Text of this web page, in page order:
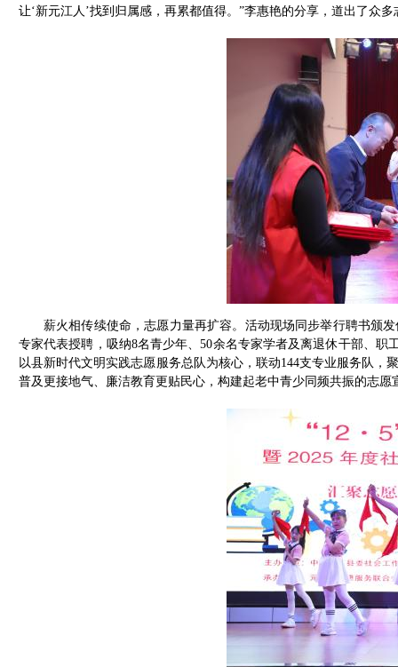
让‘新元江人’找到归属感，再累都值得。”李惠艳的分享，道出了众
薪火相传续使命，志愿力量再扩容。活动现场同步举行聘书颁
专家代表授聘，吸纳8名青少年、50余名专家学者及离退休干部、
以县新时代文明实践志愿服务总队为核心，联动144支专业服务队，
普及更接地气、廉洁教育更贴民心，构建起老中青少同频共振的志愿